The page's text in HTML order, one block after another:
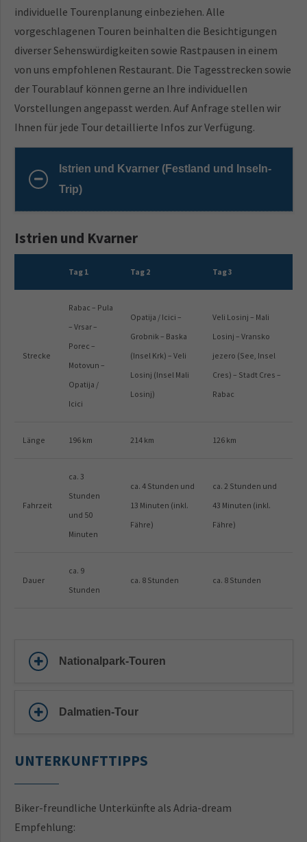
individuelle Tourenplanung einbeziehen. Alle
vorgeschlagenen Touren beinhalten die Besichtigungen
diverser Sehenswürdigkeiten sowie Rastpausen in einem
von uns empfohlenen Restaurant. Die Tagesstrecken sowie
der Tourablauf können gerne an Ihre individuellen
Vorstellungen angepasst werden. Auf Anfrage stellen wir
Ihnen für jede Tour detaillierte Infos zur Verfügung.
Istrien und Kvarner (Festland und Inseln-
Trip)
Istrien und Kvarner
Tag 1 Tag 2 Tag 3
Strecke
Rabac – Pula
– Vrsar –
Porec –
Motovun –
Opatija /
Icici
Opatija / Icici –
Grobnik – Baska
(Insel Krk) – Veli
Losinj (Insel Mali
Losinj)
Veli Losinj – Mali
Losinj – Vransko
jezero (See, Insel
Cres) – Stadt Cres –
Rabac
Länge 196 km 214 km 126 km
Fahrzeit
ca. 3
Stunden
und 50
Minuten
ca. 4 Stunden und
13 Minuten (inkl.
Fähre)
ca. 2 Stunden und
43 Minuten (inkl.
Fähre)
Dauer
ca. 9
Stunden
ca. 8 Stunden ca. 8 Stunden
Nationalpark-Touren
Dalmatien-Tour
UNTERKUNFTTIPPS
Biker-freundliche Unterkünfte als Adria-dream
Empfehlung: